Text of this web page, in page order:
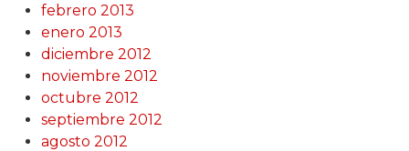
febrero 2013
enero 2013
diciembre 2012
noviembre 2012
octubre 2012
septiembre 2012
agosto 2012